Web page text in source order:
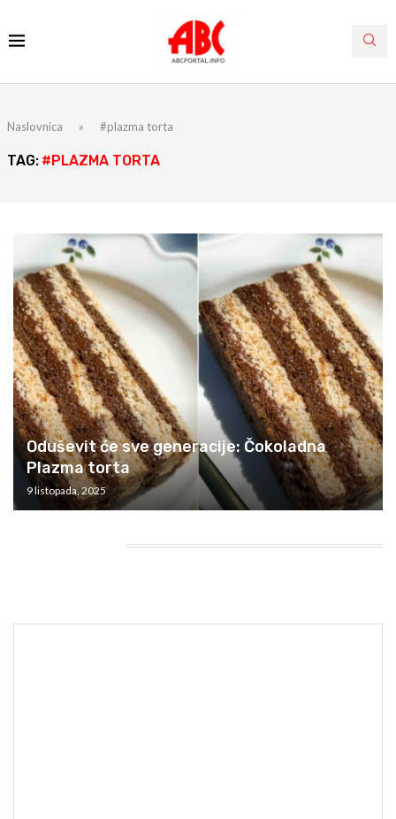
Naslovnica » #plazma torta
TAG: #PLAZMA TORTA
Oduševit će sve generacije: Čokoladna
Plazma torta
9 listopada, 2025